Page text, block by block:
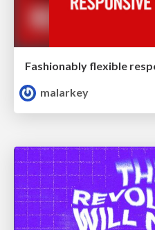
malarkey